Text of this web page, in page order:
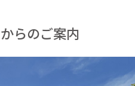
らのご案内